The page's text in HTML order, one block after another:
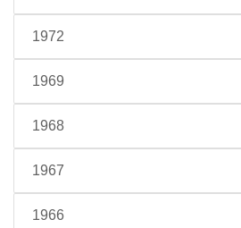
1972
1969
1968
1967
1966